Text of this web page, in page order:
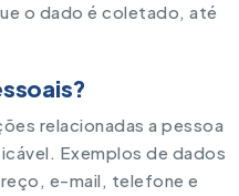
o dado é coletado, até
relacionadas a pessoa
Exemplos de dados
e-mail, telefone e